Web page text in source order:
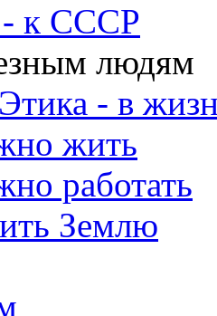
- к СССР
людям
- в
жить
работать
Землю